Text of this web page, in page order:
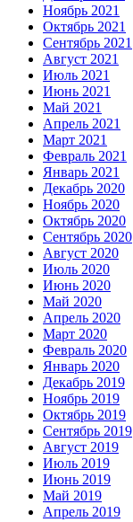
Ноябрь 2021
Октябрь 2021
Сентябрь 2021
Август 2021
Июль 2021
Июнь 2021
Май 2021
Апрель 2021
Март 2021
Февраль 2021
Январь 2021
Декабрь 2020
Ноябрь 2020
Октябрь 2020
Сентябрь 2020
Август 2020
Июль 2020
Июнь 2020
Май 2020
Апрель 2020
Март 2020
Февраль 2020
Январь 2020
Декабрь 2019
Ноябрь 2019
Октябрь 2019
Сентябрь 2019
Август 2019
Июль 2019
Июнь 2019
Май 2019
Апрель 2019